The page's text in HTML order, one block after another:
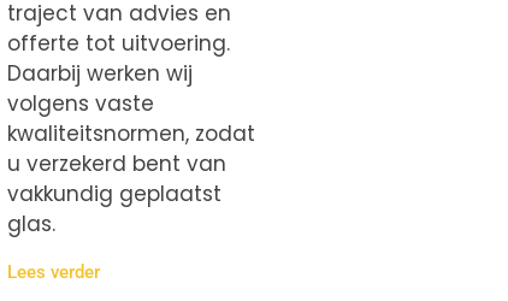
traject van advies en
offerte tot uitvoering.
Daarbij werken wij
volgens vaste
kwaliteitsnormen, zodat
u verzekerd bent van
vakkundig geplaatst
glas.
Lees verder